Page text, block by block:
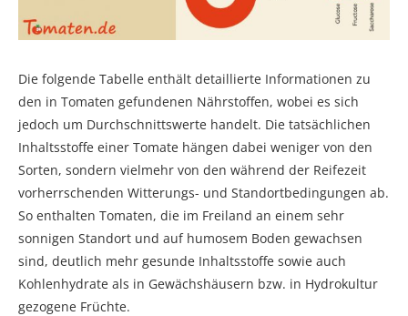
Die folgende Tabelle enthält detaillierte Informationen zu
den in Tomaten gefundenen Nährstoffen, wobei es sich
jedoch um Durchschnittswerte handelt. Die tatsächlichen
Inhaltsstoffe einer Tomate hängen dabei weniger von den
Sorten, sondern vielmehr von den während der Reifezeit
vorherrschenden Witterungs- und Standortbedingungen ab.
So enthalten Tomaten, die im Freiland an einem sehr
sonnigen Standort und auf humosem Boden gewachsen
sind, deutlich mehr gesunde Inhaltsstoffe sowie auch
Kohlenhydrate als in Gewächshäusern bzw. in Hydrokultur
gezogene Früchte.